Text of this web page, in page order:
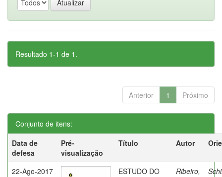
Resultado 1-1 de 1.
Anterior 1 Próximo
Conjunto de itens:
Data de
defesa
Pré-
visualização
Título Autor
22-Ago-2017
ESTUDO DO
Ribeiro,